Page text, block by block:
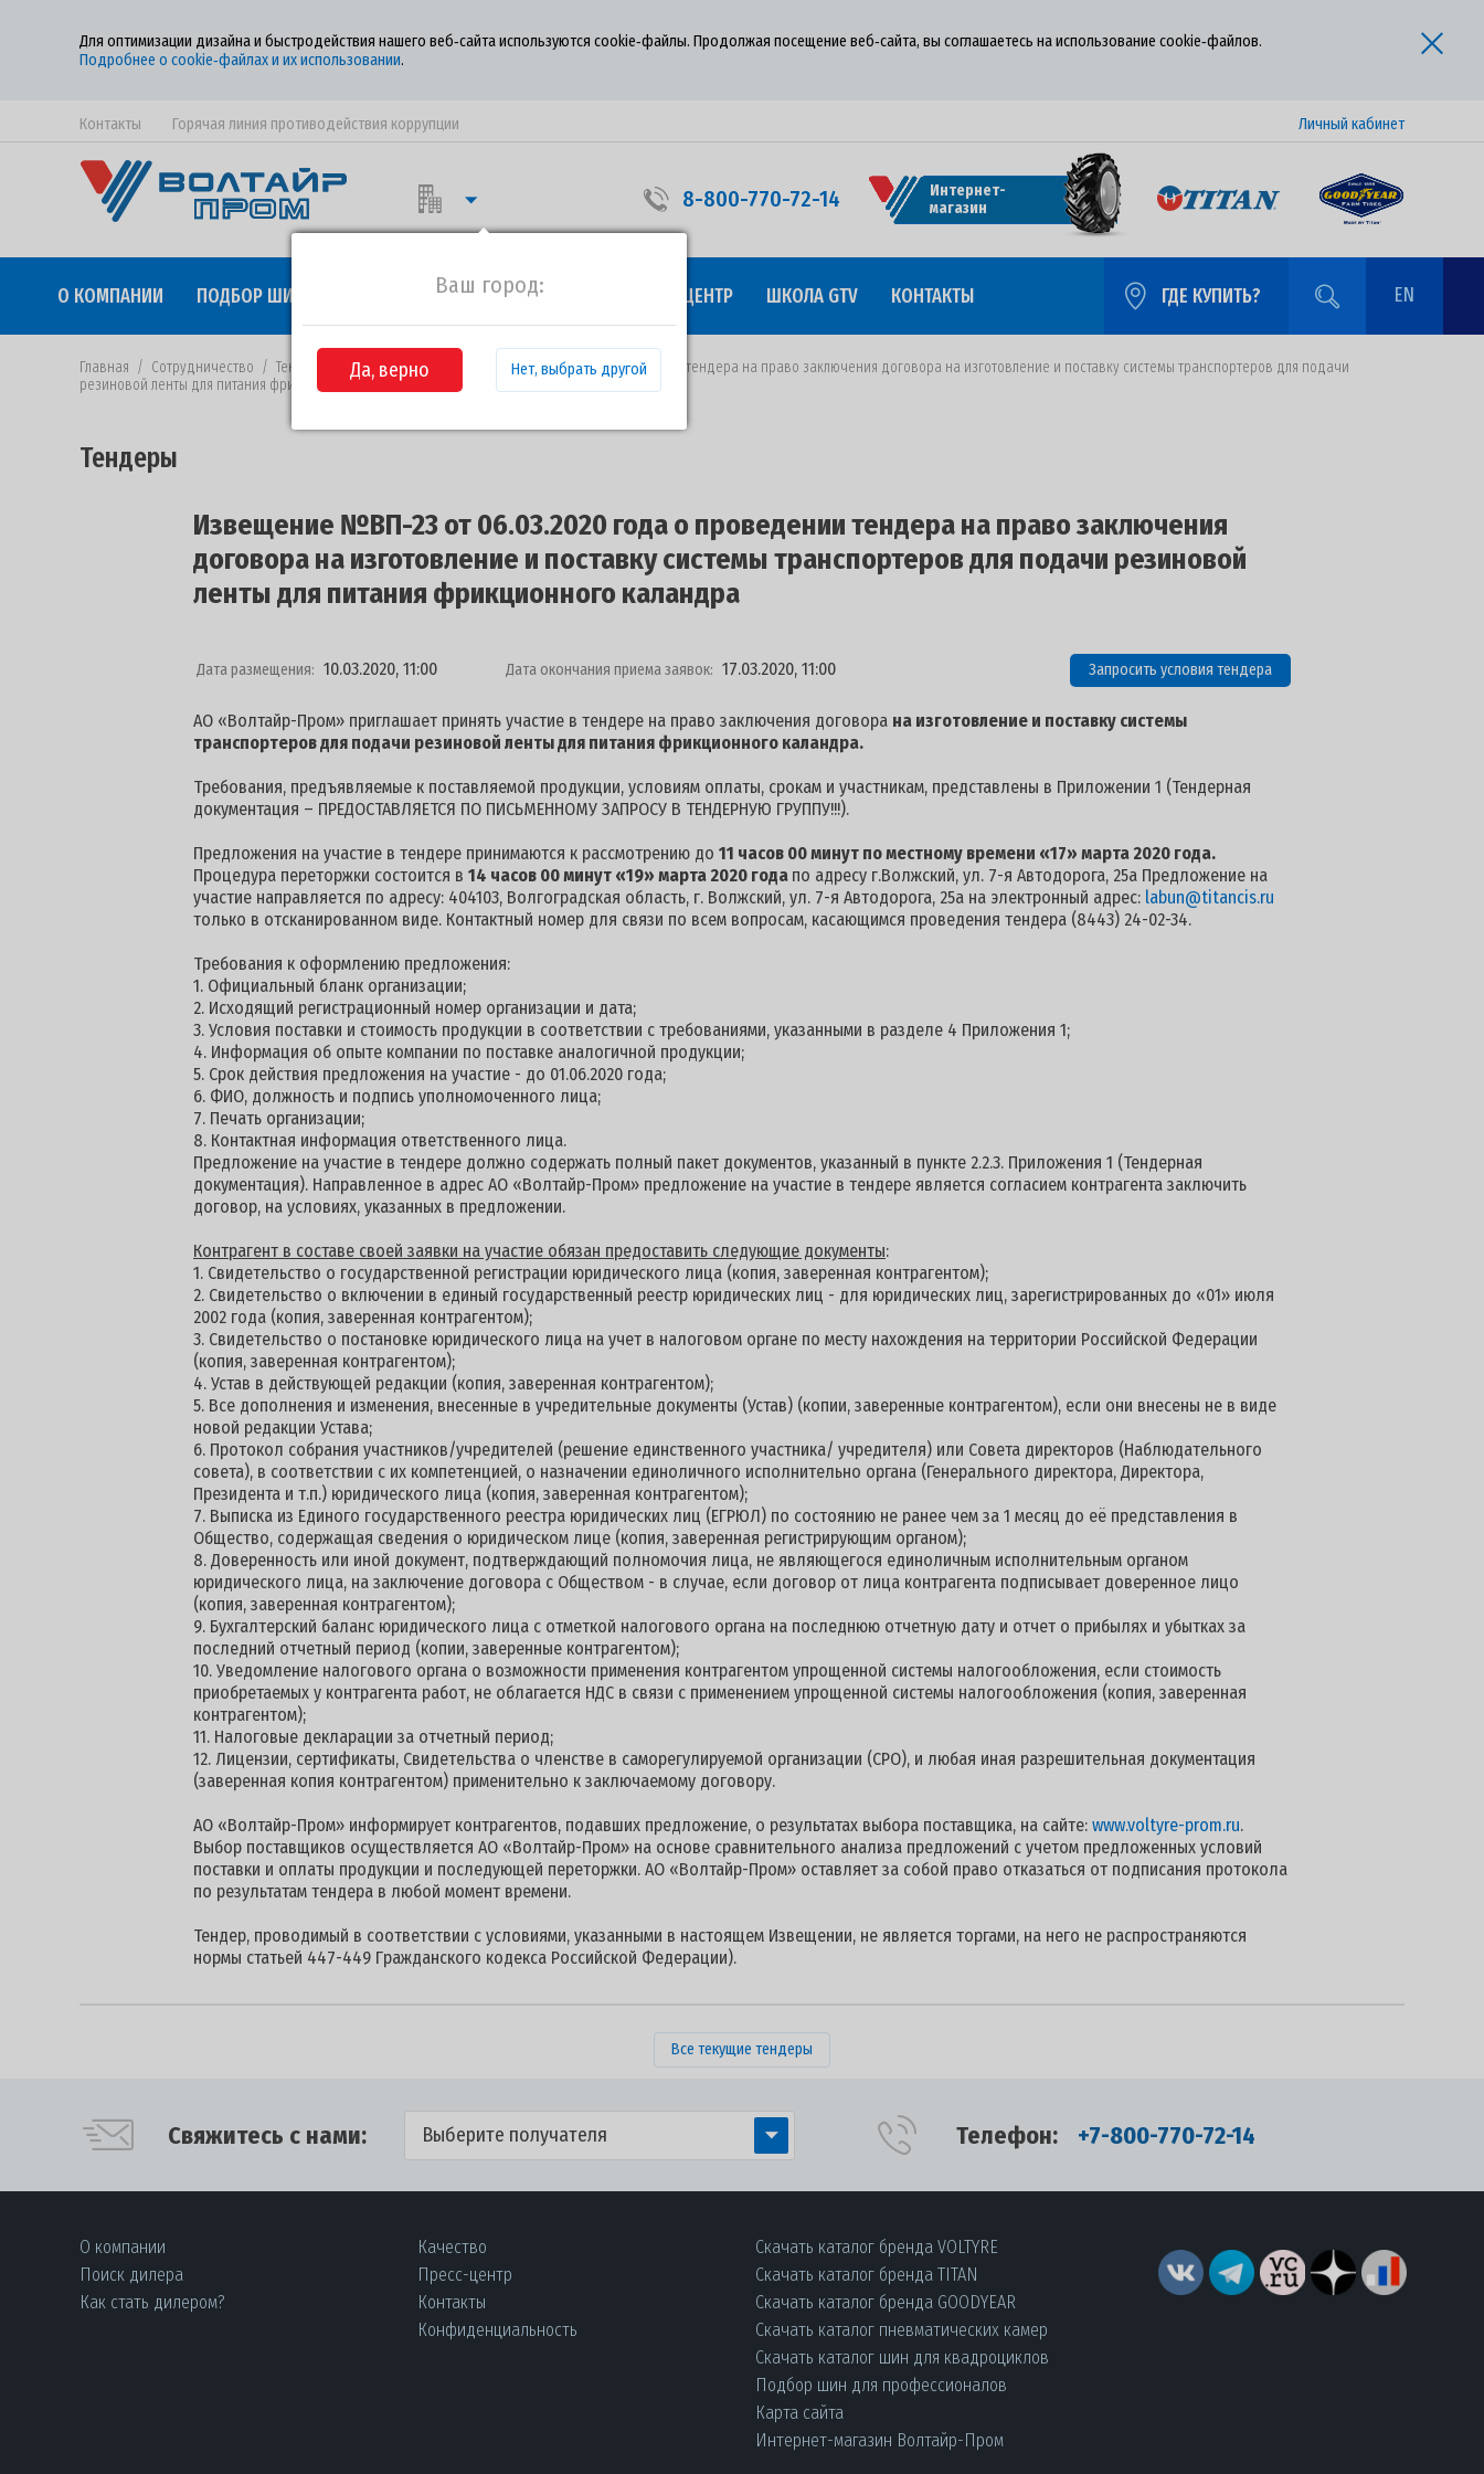
Для оптимизации дизайна и быстродействия нашего веб‑сайта используются cookie‑файлы. Продолжая посещение веб‑сайта, вы соглашаетесь на использование cookie‑файлов.
Подробнее о cookie‑файлах и их использовании.
Контакты Горячая линия противодействия коррупции Личный кабинет
Ваш город:
Да, верно Нет, выбрать другой
8-800-770-72-14
Интернет-
магазин
О КОМПАНИИ ПОДБОР ШИН СОТРУДНИЧЕСТВО ПРЕСС-ЦЕНТР ШКОЛА GTV КОНТАКТЫ ГДЕ КУПИТЬ? EN
Главная / Сотрудничество / Тендеры
Извещение №ВП-23 от 06.03.2020 года о проведении тендера на право заключения договора на изготовление и поставку системы транспортеров для подачи
резиновой ленты для питания фрикционного каландра
Тендеры
Извещение №ВП-23 от 06.03.2020 года о проведении тендера на право заключения
договора на изготовление и поставку системы транспортеров для подачи резиновой
ленты для питания фрикционного каландра
Дата размещения: 10.03.2020, 11:00 Дата окончания приема заявок: 17.03.2020, 11:00 Запросить условия тендера
АО «Волтайр-Пром» приглашает принять участие в тендере на право заключения договора на изготовление и поставку системы
транспортеров для подачи резиновой ленты для питания фрикционного каландра.
Требования, предъявляемые к поставляемой продукции, условиям оплаты, срокам и участникам, представлены в Приложении 1 (Тендерная
документация – ПРЕДОСТАВЛЯЕТСЯ ПО ПИСЬМЕННОМУ ЗАПРОСУ В ТЕНДЕРНУЮ ГРУППУ!!!).
Предложения на участие в тендере принимаются к рассмотрению до 11 часов 00 минут по местному времени «17» марта 2020 года.
Процедура переторжки состоится в 14 часов 00 минут «19» марта 2020 года по адресу г.Волжский, ул. 7-я Автодорога, 25а Предложение на
участие направляется по адресу: 404103, Волгоградская область, г. Волжский, ул. 7-я Автодорога, 25а на электронный адрес: labun@titancis.ru
только в отсканированном виде. Контактный номер для связи по всем вопросам, касающимся проведения тендера (8443) 24-02-34.
Требования к оформлению предложения:
1. Официальный бланк организации;
2. Исходящий регистрационный номер организации и дата;
3. Условия поставки и стоимость продукции в соответствии с требованиями, указанными в разделе 4 Приложения 1;
4. Информация об опыте компании по поставке аналогичной продукции;
5. Срок действия предложения на участие - до 01.06.2020 года;
6. ФИО, должность и подпись уполномоченного лица;
7. Печать организации;
8. Контактная информация ответственного лица.
Предложение на участие в тендере должно содержать полный пакет документов, указанный в пункте 2.2.3. Приложения 1 (Тендерная
документация). Направленное в адрес АО «Волтайр-Пром» предложение на участие в тендере является согласием контрагента заключить
договор, на условиях, указанных в предложении.
Контрагент в составе своей заявки на участие обязан предоставить следующие документы:
1. Свидетельство о государственной регистрации юридического лица (копия, заверенная контрагентом);
2. Свидетельство о включении в единый государственный реестр юридических лиц - для юридических лиц, зарегистрированных до «01» июля
2002 года (копия, заверенная контрагентом);
3. Свидетельство о постановке юридического лица на учет в налоговом органе по месту нахождения на территории Российской Федерации
(копия, заверенная контрагентом);
4. Устав в действующей редакции (копия, заверенная контрагентом);
5. Все дополнения и изменения, внесенные в учредительные документы (Устав) (копии, заверенные контрагентом), если они внесены не в виде
новой редакции Устава;
6. Протокол собрания участников/учредителей (решение единственного участника/ учредителя) или Совета директоров (Наблюдательного
совета), в соответствии с их компетенцией, о назначении единоличного исполнительно органа (Генерального директора, Директора,
Президента и т.п.) юридического лица (копия, заверенная контрагентом);
7. Выписка из Единого государственного реестра юридических лиц (ЕГРЮЛ) по состоянию не ранее чем за 1 месяц до её представления в
Общество, содержащая сведения о юридическом лице (копия, заверенная регистрирующим органом);
8. Доверенность или иной документ, подтверждающий полномочия лица, не являющегося единоличным исполнительным органом
юридического лица, на заключение договора с Обществом - в случае, если договор от лица контрагента подписывает доверенное лицо
(копия, заверенная контрагентом);
9. Бухгалтерский баланс юридического лица с отметкой налогового органа на последнюю отчетную дату и отчет о прибылях и убытках за
последний отчетный период (копии, заверенные контрагентом);
10. Уведомление налогового органа о возможности применения контрагентом упрощенной системы налогообложения, если стоимость
приобретаемых у контрагента работ, не облагается НДС в связи с применением упрощенной системы налогообложения (копия, заверенная
контрагентом);
11. Налоговые декларации за отчетный период;
12. Лицензии, сертификаты, Свидетельства о членстве в саморегулируемой организации (СРО), и любая иная разрешительная документация
(заверенная копия контрагентом) применительно к заключаемому договору.
АО «Волтайр-Пром» информирует контрагентов, подавших предложение, о результатах выбора поставщика, на сайте: www.voltyre-prom.ru.
Выбор поставщиков осуществляется АО «Волтайр-Пром» на основе сравнительного анализа предложений с учетом предложенных условий
поставки и оплаты продукции и последующей переторжки. АО «Волтайр-Пром» оставляет за собой право отказаться от подписания протокола
по результатам тендера в любой момент времени.
Тендер, проводимый в соответствии с условиями, указанными в настоящем Извещении, не является торгами, на него не распространяются
нормы статьей 447-449 Гражданского кодекса Российской Федерации).
Все текущие тендеры
Свяжитесь с нами: Выберите получателя Телефон: +7-800-770-72-14
О компании
Поиск дилера
Как стать дилером?
Качество
Пресс-центр
Контакты
Конфиденциальность
Скачать каталог бренда VOLTYRE
Скачать каталог бренда TITAN
Скачать каталог бренда GOODYEAR
Скачать каталог пневматических камер
Скачать каталог шин для квадроциклов
Подбор шин для профессионалов
Карта сайта
Интернет-магазин Волтайр-Пром